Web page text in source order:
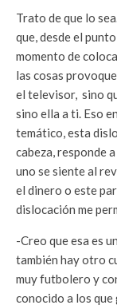
Trato de que lo
que, desde el
momento de
las cosas
el televisor, sino
sino ella a ti. Eso
temático, esta
cabeza, responde
uno se siente al
el dinero o este
dislocación me
-Creo que esa es
también hay otro
muy futbolero y
conocido a los que